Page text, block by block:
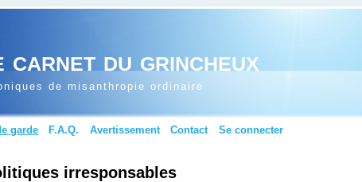
carnet du grincheux
de misanthropie ordinaire
garde F.A.Q. Avertissement Contact Se connecter
irresponsables